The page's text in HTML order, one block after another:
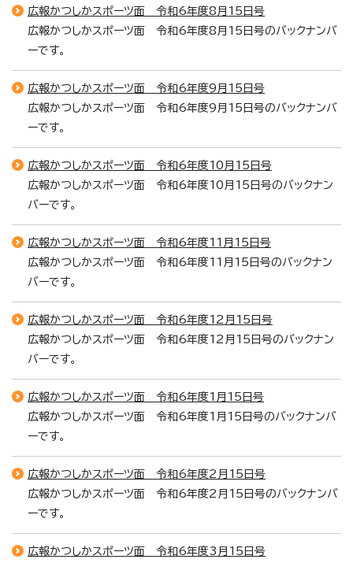
広報かつしかスポーツ面 令和6年度8月15日号
広報かつしかスポーツ面 令和6年度8月15日号のバックナンバ
ーです。
広報かつしかスポーツ面 令和6年度9月15日号
広報かつしかスポーツ面 令和6年度9月15日号のバックナンバ
ーです。
広報かつしかスポーツ面 令和6年度10月15日号
広報かつしかスポーツ面 令和6年度10月15日号のバックナン
バーです。
広報かつしかスポーツ面 令和6年度11月15日号
広報かつしかスポーツ面 令和6年度11月15日号のバックナン
バーです。
広報かつしかスポーツ面 令和6年度12月15日号
広報かつしかスポーツ面 令和6年度12月15日号のバックナン
バーです。
広報かつしかスポーツ面 令和6年度1月15日号
広報かつしかスポーツ面 令和6年度1月15日号のバックナンバ
ーです。
広報かつしかスポーツ面 令和6年度2月15日号
広報かつしかスポーツ面 令和6年度2月15日号のバックナンバ
ーです。
広報かつしかスポーツ面 令和6年度3月15日号